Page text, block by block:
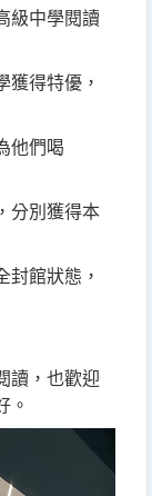
級中學閱讀
獲得特優，
他們喝
分別獲得本
封館狀態，
讀，也歡迎
。